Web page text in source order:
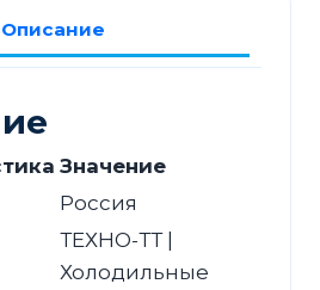
Описание
Значение
Россия
ТЕХНО-ТТ |
Холодильные